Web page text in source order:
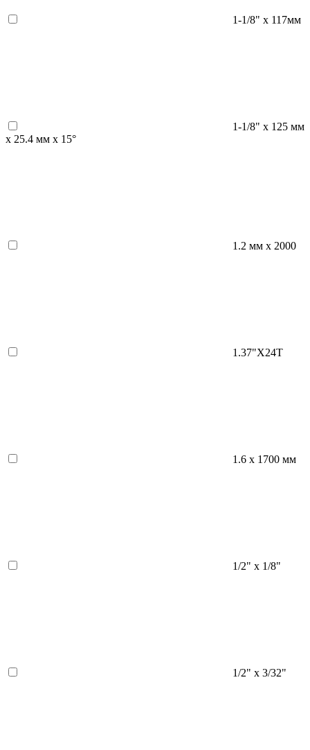
1-1/8" х 117мм
1-1/8" х 125 мм
х 25.4 мм х 15°
1.2 мм х 2000
1.37"X24T
1.6 х 1700 мм
1/2" х 1/8"
1/2" х 3/32"